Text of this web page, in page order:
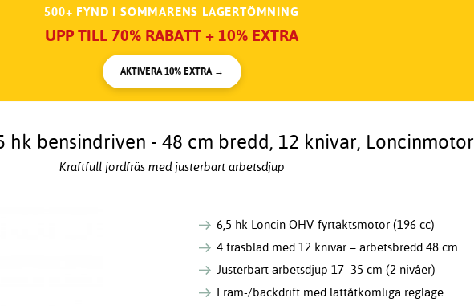
500+ FYND I SOMMARENS LAGERTÖMNING
UPP TILL 70% RABATT + 10% EXTRA
AKTIVERA 10% EXTRA →
hk bensindriven - 48 cm bredd, 12 knivar, Loncinmotor
Kraftfull jordfräs med justerbart arbetsdjup
6,5 hk Loncin OHV-fyrtaktsmotor (196 cc)
4 fräsblad med 12 knivar – arbetsbredd 48 cm
Justerbart arbetsdjup 17–35 cm (2 nivåer)
Fram-/backdrift med lättåtkomliga reglage